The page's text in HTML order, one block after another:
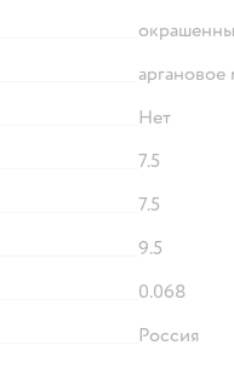
аргановое
Нет
7.5
7.5
9.5
0.068
Россия